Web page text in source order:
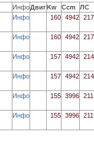
ИнфоДвигKw Ccm
ЛС
Инфо 160 4942 217
Инфо 160 4942 217
Инфо 157 4942 214
Инфо 157 4942 214
Инфо 155 3996 211
Инфо 155 3996 211